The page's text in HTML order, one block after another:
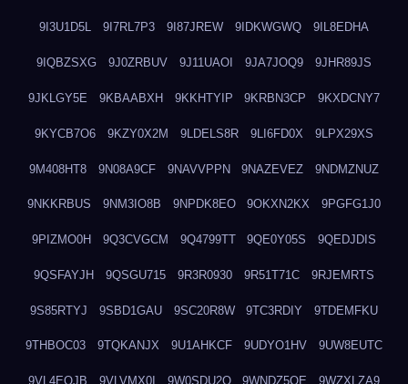
9I3U1D5L 9I7RL7P3 9I87JREW 9IDKWGWQ 9IL8EDHA
9IQBZSXG 9J0ZRBUV 9J11UAOI 9JA7JOQ9 9JHR89JS
9JKLGY5E 9KBAABXH 9KKHTYIP 9KRBN3CP 9KXDCNY7
9KYCB7O6 9KZY0X2M 9LDELS8R 9LI6FD0X 9LPX29XS
9M408HT8 9N08A9CF 9NAVVPPN 9NAZEVEZ 9NDMZNUZ
9NKKRBUS 9NM3IO8B 9NPDK8EO 9OKXN2KX 9PGFG1J0
9PIZMO0H 9Q3CVGCM 9Q4799TT 9QE0Y05S 9QEDJDIS
9QSFAYJH 9QSGU715 9R3R0930 9R51T71C 9RJEMRTS
9S85RTYJ 9SBD1GAU 9SC20R8W 9TC3RDIY 9TDEMFKU
9THBOC03 9TQKANJX 9U1AHKCF 9UDYO1HV 9UW8EUTC
9VL4EOJB 9VLVMX0I 9W0SDU2O 9WNDZ5OE 9WZXLZA9